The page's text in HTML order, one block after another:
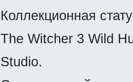
Коллекционная
The Witcher 3 Wild
Studio.